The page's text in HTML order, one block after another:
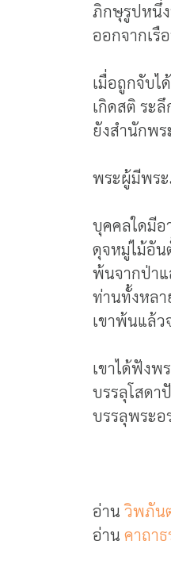
ภิกษุรูปหนึ่ง
ออกจากเรื
เมื่อถูกจับไ
เกิดสติ ระ
ยังสำนักพร
พระผู้มีพระ
บุคคลใดมีอ
ดุจหมู่ไม้อัน
พ้นจากป่าแ
ท่านทั้งหล
เขาพ้นแล้ว
เขาได้ฟังพ
บรรลุโสดา
บรรลุพระ
อ่าน วิพภัน
อ่าน คาถา